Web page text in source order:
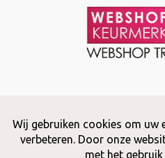
Copyright ©
Adax BV - 0032 (0)50 66 56 51 -